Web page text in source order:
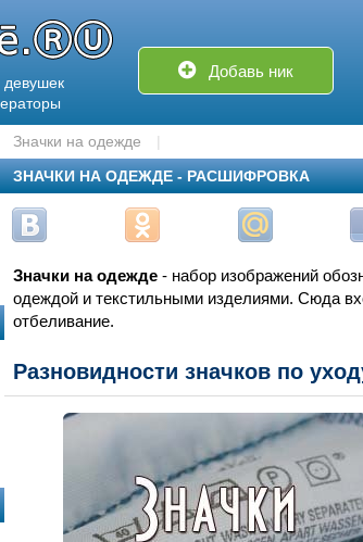
девушек
Добавь ник
Значки на одежде
ЗНАЧКИ НА ОДЕЖДЕ - РАСШИФРОВКА
Значки на одежде- набор изображений
одеждой и текстильными изделиями. Сюда
отбеливание.
Разновидности значков по